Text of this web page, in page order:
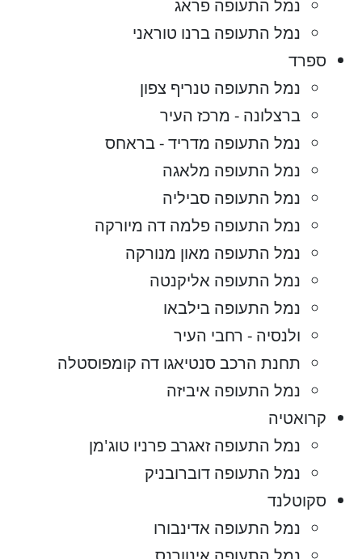
נמל התעופה פראג
נמל התעופה ברנו טוראני
ספרד
נמל התעופה טנריף צפון
ברצלונה - מרכז העיר
נמל התעופה מדריד - בראחס
נמל התעופה מלאגה
נמל התעופה סביליה
נמל התעופה פלמה דה מיורקה
נמל התעופה מאון מנורקה
נמל התעופה אליקנטה
נמל התעופה בילבאו
ולנסיה - רחבי העיר
תחנת הרכב סנטיאגו דה קומפוסטלה
נמל התעופה איביזה
קרואטיה
נמל התעופה זאגרב פרניו טוג'מן
נמל התעופה דוברובניק
סקוטלנד
נמל התעופה אדינבורו